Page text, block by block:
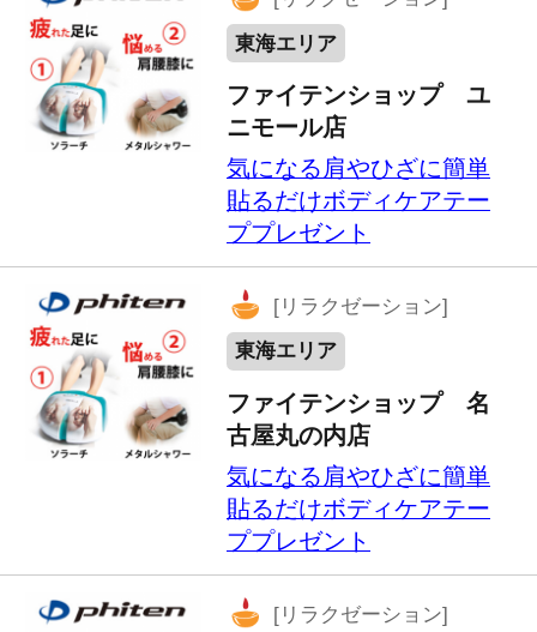
気になる肩やひざに簡単
貼るだけボディケアテー
ププレゼント
[リラクゼーション]
東海エリア
ファイテンショップ 扶
気になる肩やひざに簡単
[リラクゼーション]
東海エリア
ファイテンショップ 知
立店
気になる肩やひざに簡単
貼るだけボディケアテー
ププレゼント
[リラクゼーション]
ファイテンショップ 美